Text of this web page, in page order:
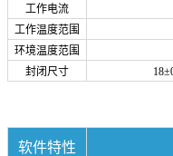
工作电流
工作温度范围
环境温度范围
封闭尺寸
软件特性